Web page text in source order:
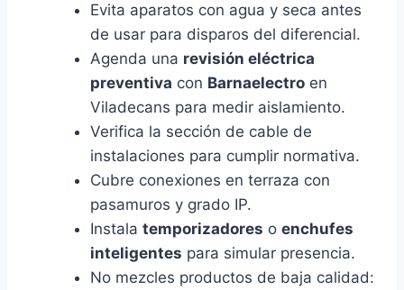
Evita aparatos con agua y seca antes
de usar para disparos del diferencial.
Agenda una revisión eléctrica
preventiva con Barnaelectro en
Viladecans para medir aislamiento.
Verifica la sección de cable de
instalaciones para cumplir normativa.
Cubre conexiones en terraza con
pasamuros y grado IP.
Instala temporizadores o enchufes
inteligentes para simular presencia.
No mezcles productos de baja calidad: